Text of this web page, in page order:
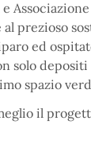
prezioso
ed
solo
spazio
il